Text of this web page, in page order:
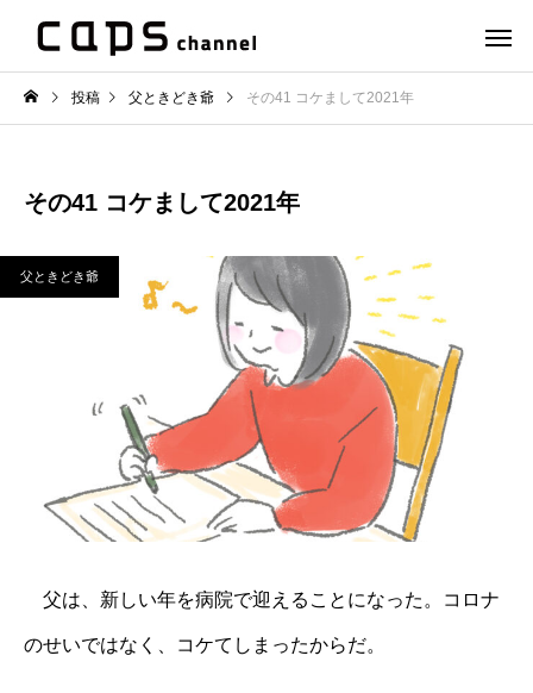
投稿 父ときどき爺 その41 コケまして2021年
その41 コケまして2021年
父ときどき爺
父は、新しい年を病院で迎えることになった。コロナ
のせいではなく、コケてしまったからだ。